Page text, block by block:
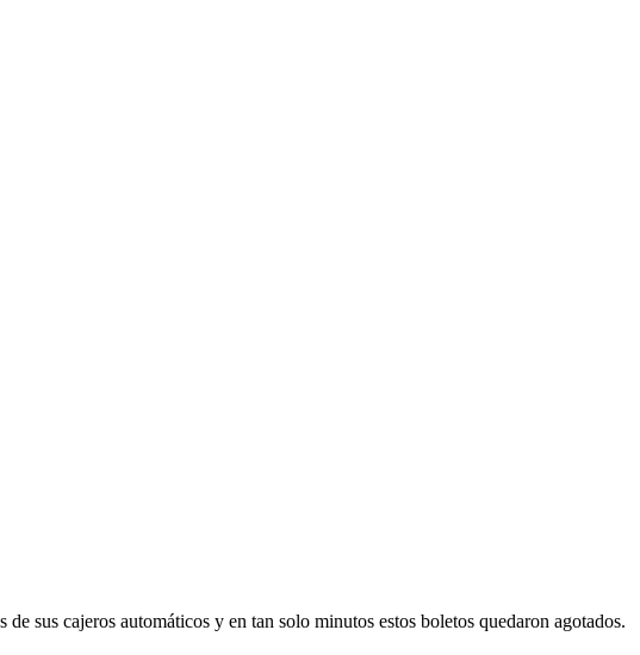
sus cajeros automáticos y en tan solo minutos estos boletos quedaron agotados.